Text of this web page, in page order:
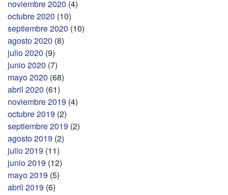
noviembre 2020 (4)
octubre 2020 (10)
septiembre 2020 (10)
agosto 2020 (8)
julio 2020 (9)
junio 2020 (7)
mayo 2020 (68)
abril 2020 (61)
noviembre 2019 (4)
octubre 2019 (2)
septiembre 2019 (2)
agosto 2019 (2)
julio 2019 (11)
junio 2019 (12)
mayo 2019 (5)
abril 2019 (6)